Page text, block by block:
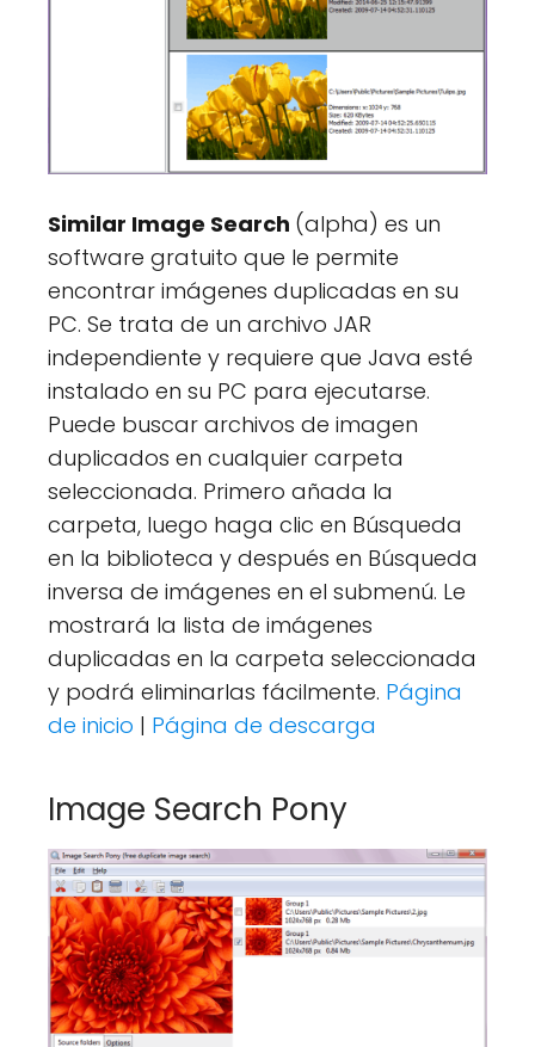
Similar Image Search (alpha) es un
software gratuito que le permite
encontrar imágenes duplicadas en su
PC. Se trata de un archivo JAR
independiente y requiere que Java esté
instalado en su PC para ejecutarse.
Puede buscar archivos de imagen
duplicados en cualquier carpeta
seleccionada. Primero añada la
carpeta, luego haga clic en Búsqueda
en la biblioteca y después en Búsqueda
inversa de imágenes en el submenú. Le
mostrará la lista de imágenes
duplicadas en la carpeta seleccionada
y podrá eliminarlas fácilmente. Página
de inicio | Página de descarga
Image Search Pony